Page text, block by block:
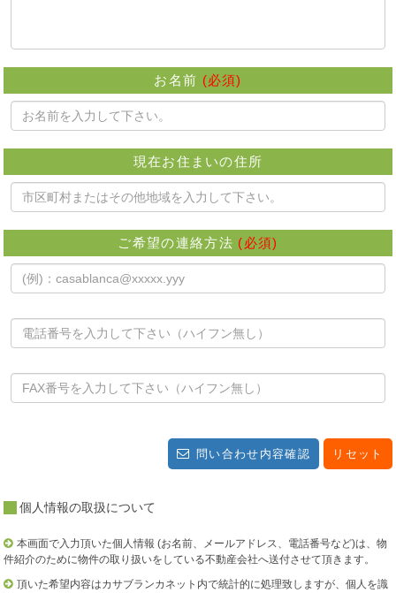
お名前 (必須)
現在お住まいの住所
ご希望の連絡方法 (必須)
問い合わせ内容確認 リセット
個人情報の取扱について
本画面で入力頂いた個人情報 (お名前、メールアドレス、電話番号など)は、物
件紹介のために物件の取り扱いをしている不動産会社へ送付させて頂きます。
頂いた希望内容はカサブランカネット内で統計的に処理致しますが、個人を識